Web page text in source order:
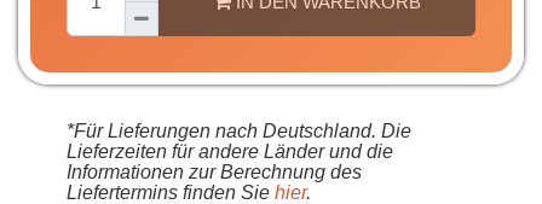
*Für Lieferungen nach Deutschland. Die
Lieferzeiten für andere Länder und die
Informationen zur Berechnung des
Liefertermins finden Sie hier.